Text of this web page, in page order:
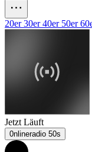
20er 30er 40er 50er
Jetzt Läuft
0nlineradio 50s